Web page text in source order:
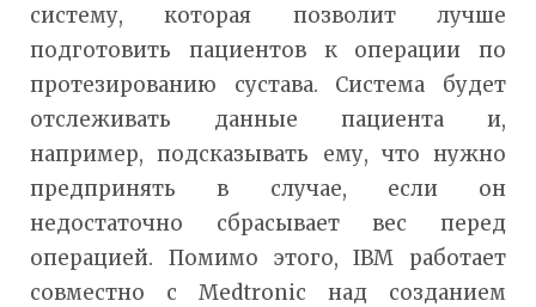
систему, которая позволит лучше
подготовить пациентов к операции по
протезированию сустава. Система будет
отслеживать данные пациента и,
например, подсказывать ему, что нужно
предпринять в случае, если он
недостаточно сбрасывает вес перед
операцией. Помимо этого, IBM работает
совместно с Medtronic над созданием